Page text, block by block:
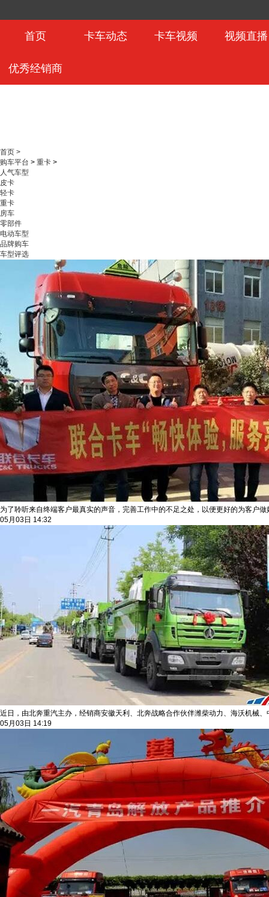
首页 卡车动态 卡车视频 视频直播
优秀经销商
首页 >
购车平台 > 重卡 >
人气车型
皮卡
轻卡
重卡
房车
零部件
电动车型
品牌购车
车型评选
为了聆听来自终端客户最真实的声音，完善工作中的不足之处，以便更好的为客户
05月03日 14:32
近日，由北奔重汽主办，经销商安徽天利、北奔战略合作伙伴潍柴动力、海沃机械
05月03日 14:19